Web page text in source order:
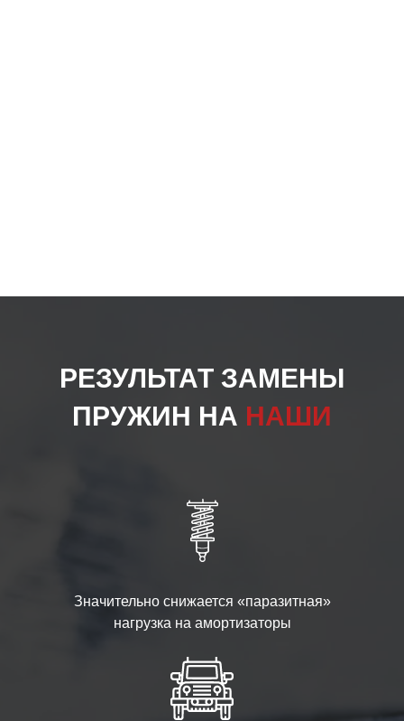
РЕЗУЛЬТАТ ЗАМЕНЫ
ПРУЖИН НА НАШИ
Значительно снижается «паразитная»
нагрузка на амортизаторы